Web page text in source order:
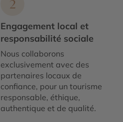
2
Engagement local et
responsabilité sociale
Nous collaborons
exclusivement avec des
partenaires locaux de
confiance, pour un tourisme
responsable, éthique,
authentique et de qualité.